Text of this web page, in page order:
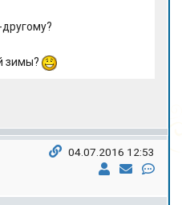
зимы?
04.07.2016 12:53